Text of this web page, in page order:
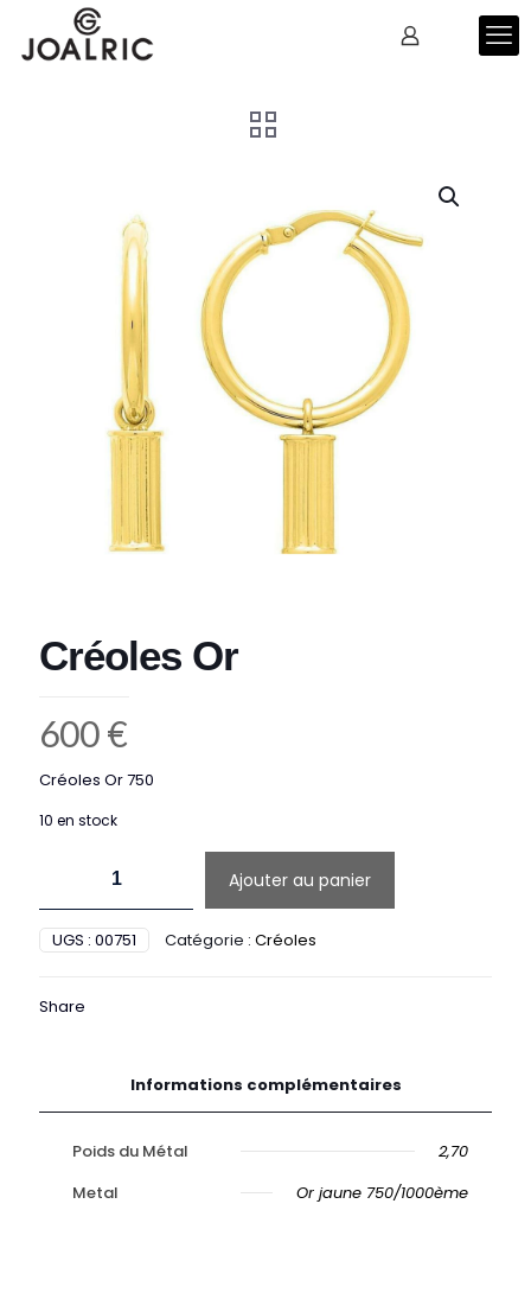
Créoles Or
600€
Créoles Or 750
10 en stock
Créoles
Or
Ajouter au panier
UGS : 00751 Catégorie : Créoles
Share
Informations complémentaires
Poids du Métal
2,70
Metal
Or jaune 750/1000ème